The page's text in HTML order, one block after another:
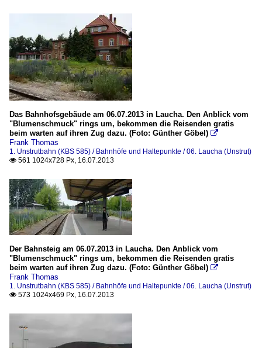
Das Bahnhofsgebäude am 06.07.2013 in Laucha. Den Anblick vom
"Blumenschmuck" rings um, bekommen die Reisenden gratis
beim warten auf ihren Zug dazu. (Foto: Günther Göbel) 
Frank Thomas
1. Unstrutbahn (KBS 585) / Bahnhöfe und Haltepunkte / 06. Laucha (Unstrut)
 561 1024x728 Px, 16.07.2013
Der Bahnsteig am 06.07.2013 in Laucha. Den Anblick vom
"Blumenschmuck" rings um, bekommen die Reisenden gratis
beim warten auf ihren Zug dazu. (Foto: Günther Göbel) 
Frank Thomas
1. Unstrutbahn (KBS 585) / Bahnhöfe und Haltepunkte / 06. Laucha (Unstrut)
 573 1024x469 Px, 16.07.2013